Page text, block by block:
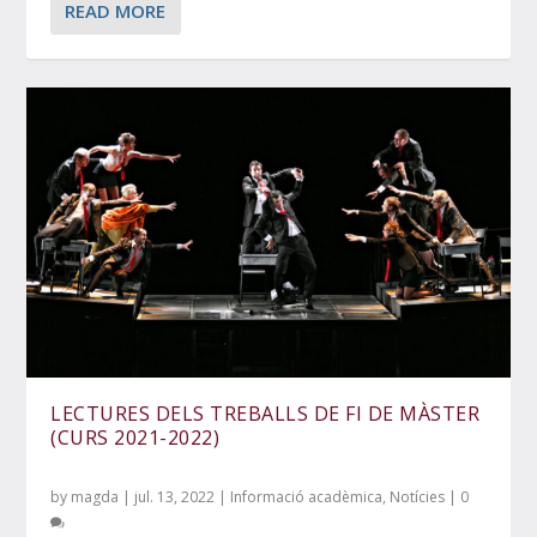
READ MORE
LECTURES DELS TREBALLS DE FI DE MÀSTER
(CURS 2021-2022)
by magda | jul. 13, 2022 | Informació acadèmica, Notícies | 0